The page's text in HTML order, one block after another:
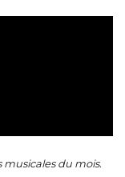
du mois.